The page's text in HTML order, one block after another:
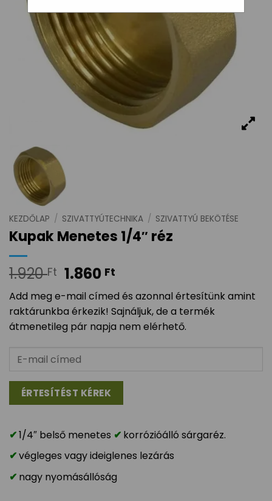
KEZDŐLAP / SZIVATTYÚTECHNIKA / SZIVATTYÚ BEKÖTÉSE
Kupak Menetes 1/4″ réz
1.920Ft 1.860 Ft
Add meg e-mail címed és azonnal értesítünk amint
raktárunkba érkezik! Sajnáljuk, de a termék
átmenetileg pár napja nem elérhető.
1/4″ belső menetes
korrózióálló sárgaréz.
végleges vagy ideiglenes lezárás
nagy nyomásállóság